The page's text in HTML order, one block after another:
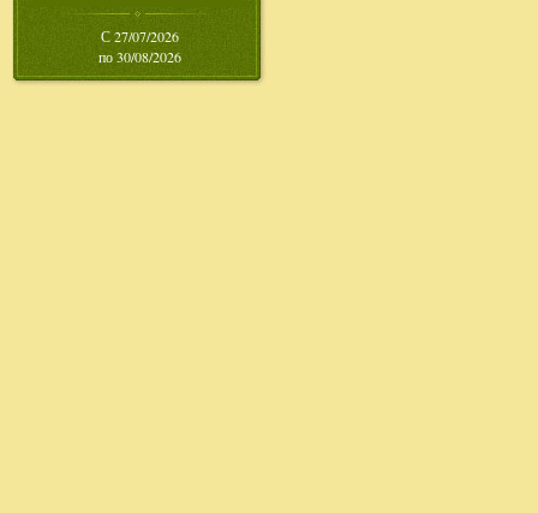
С 27/07/2026
по 30/08/2026